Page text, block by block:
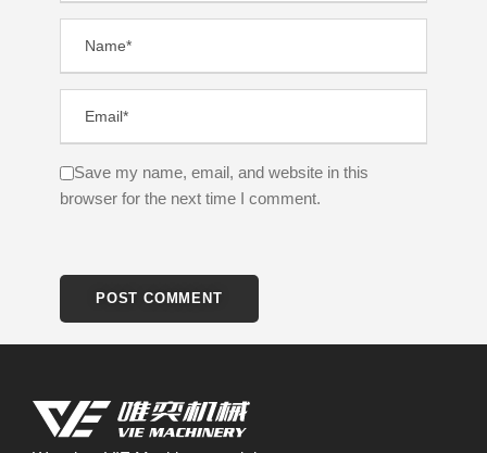
Save my name, email, and website in this
browser for the next time I comment.